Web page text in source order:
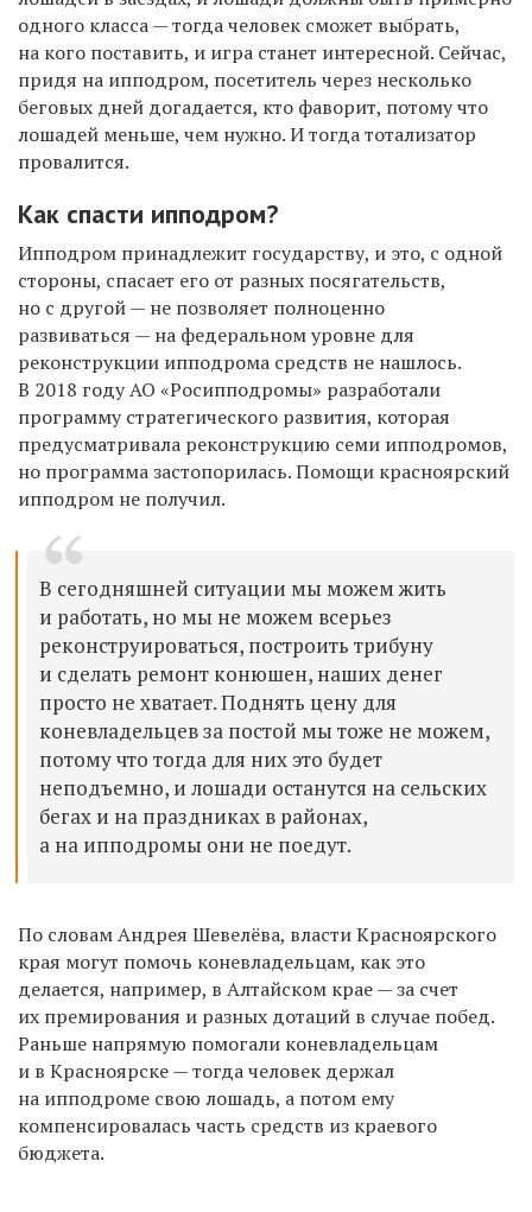
одного класса — тогда человек сможет выбрать,
на кого поставить, и игра станет интересной. Сейчас,
придя на ипподром, посетитель через несколько
беговых дней догадается, кто фаворит, потому что
лошадей меньше, чем нужно. И тогда тотализатор
провалится.
Как спасти ипподром?
Ипподром принадлежит государству, и это, с одной
стороны, спасает его от разных посягательств,
но с другой — не позволяет полноценно
развиваться — на федеральном уровне для
реконструкции ипподрома средств не нашлось.
В 2018 году АО «Росипподромы» разработали
программу стратегического развития, которая
предусматривала реконструкцию семи ипподромов,
но программа застопорилась. Помощи красноярский
ипподром не получил.
В сегодняшней ситуации мы можем жить
и работать, но мы не можем всерьез
реконструироваться, построить трибуну
и сделать ремонт конюшен, наших денег
просто не хватает. Поднять цену для
коневладельцев за постой мы тоже не можем,
потому что тогда для них это будет
неподъемно, и лошади останутся на сельских
бегах и на праздниках в районах,
а на ипподромы они не поедут.
По словам Андрея Шевелёва, власти Красноярского
края могут помочь коневладельцам, как это
делается, например, в Алтайском крае — за счет
их премирования и разных дотаций в случае побед.
Раньше напрямую помогали коневладельцам
и в Красноярске — тогда человек держал
на ипподроме свою лошадь, а потом ему
компенсировалась часть средств из краевого
бюджета.